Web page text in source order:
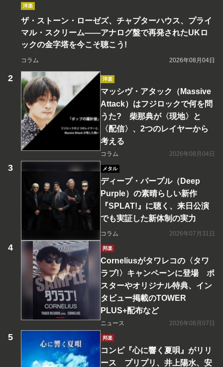
洋楽
ザ・ストーン・ローゼズ、チャプターハウス、プライ
マル・スクリーム――アナログ盤で再発されたUKロ
ックの金字塔を今こそ聴こう!
コラム 2026年08月04日
洋楽
マッシヴ・アタック（Massive
Attack）はフジロックで何を問
うた? 柴那典が〈現地〉と
〈配信〉、2つのレイヤーから
考える
コラム 2026年08月04日
メタル
ディープ・パープル（Deep
Purple）の素晴らしい新作
『SPLAT!』に聴く、来日公演
でも実証した新体制の実力
コラム 2026年07月31日
邦楽
Corneliusがタワレコの〈タワ
ラブ!〉キャンペーンに登場 ポ
スターやオリジナル特典、イン
タビュー掲載のTOWER
PLUS+配布など
ニュース 2026年08月07日
邦楽
コンピ『心に響く夏唄』がリリ
ース プリプリ、井上陽水、安